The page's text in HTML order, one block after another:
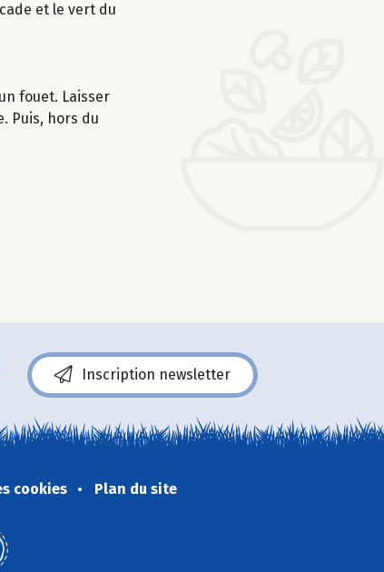
et le vert du
fouet. Laisser
Puis, hors du
Inscription newsletter
cookies Plan du site